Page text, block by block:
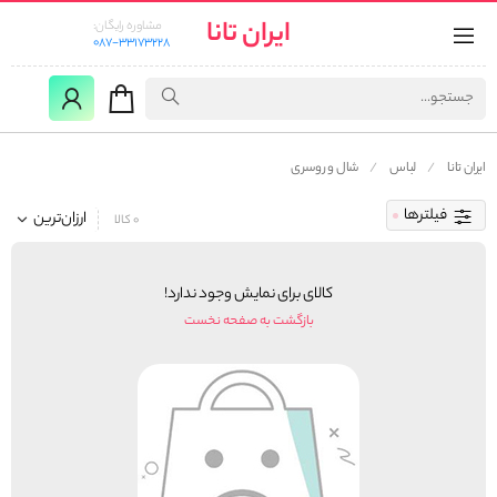
ایران تانا
مشاوره رایگان:
087-33173228
ایران تانا لباس شال و روسری
فیلترها ارزان‌ترین 0 کالا
کالای برای نمایش وجود ندارد!
بازگشت به صفحه نخست